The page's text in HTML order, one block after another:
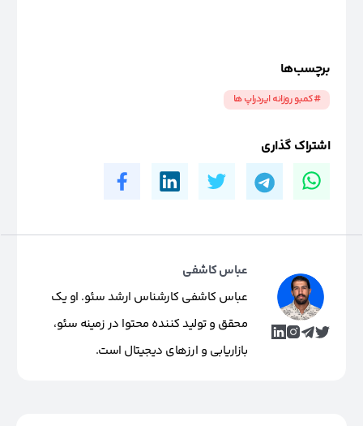
برچسب‌ها
#کمبو روزانه ایردراپ ها
اشتراک گذاری
عباس کاشفی
عباس کاشفی کارشناس ارشد سئو. او یک
محقق و تولید کننده محتوا در زمینه سئو،
بازاریابی و ارزهای دیجیتال است.